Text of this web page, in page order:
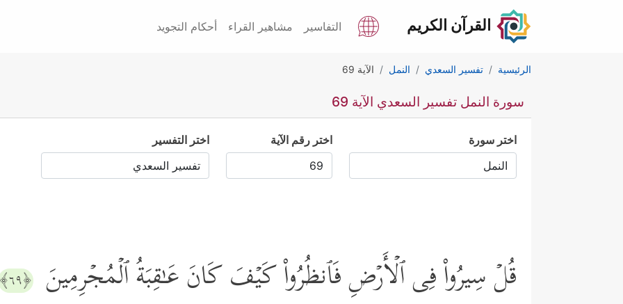
القرآن الكريم التفاسير مشاهير القراء أحكام التجويد
الرئيسية تفسير السعدي النمل الآية 69
سورة النمل تفسير السعدي الآية 69
اختر سورة اختر رقم الآية اختر التفسير
قُلۡ سِیرُواْ فِی ٱلۡأَرۡضِ فَٱنظُرُواْ كَیۡفَ كَانَ عَـٰقِبَةُ ٱلۡمُجۡرِمِینَ ﴿٦٩﴾